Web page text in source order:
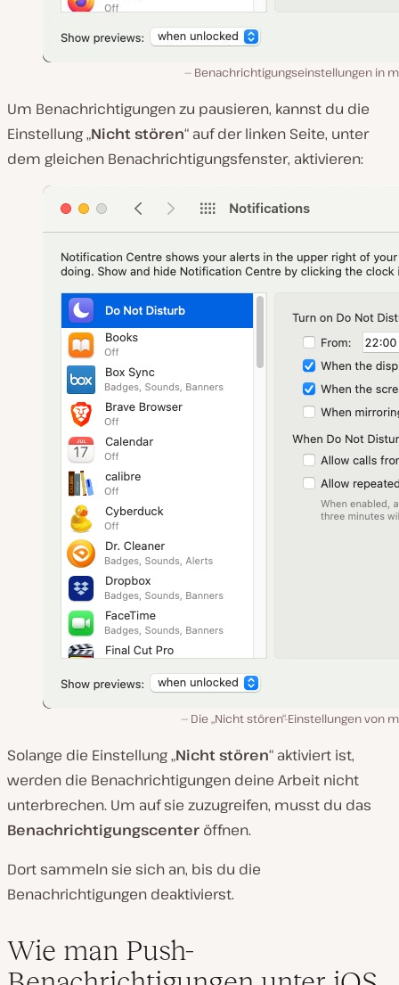
Benachrichtigungseinstellungen in
Um Benachrichtigungen zu pausieren, kannst du die
Einstellung „Nichtstören“ auf der linken Seite, unter
dem gleichen Benachrichtigungsfenster, aktivieren:
Die „Nicht stören“-Einstellungen von
Solange die Einstellung „Nichtstören“ aktiviert ist,
werden die Benachrichtigungen deine Arbeit nicht
unterbrechen. Um auf sie zuzugreifen, musst du das
Benachrichtigungscenter öffnen.
Dort sammeln sie sich an, bis du die
Benachrichtigungen deaktivierst.
Wie man Push-